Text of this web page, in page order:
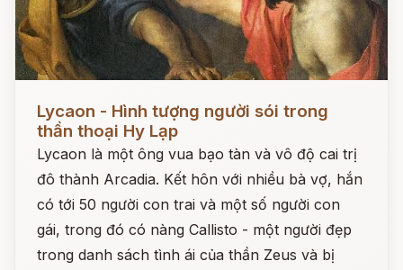
Lycaon - Hình tượng người sói trong
thần thoại Hy Lạp
Lycaon là một ông vua bạo tàn và vô độ cai trị
đô thành Arcadia. Kết hôn với nhiều bà vợ, hắn
có tới 50 người con trai và một số người con
gái, trong đó có nàng Callisto - một người đẹp
trong danh sách tình ái của thần Zeus và bị